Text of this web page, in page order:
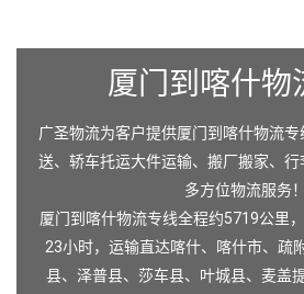
厦门到喀什物
广圣物流为客户提供厦门到喀什物流
送、轿车托运大件运输、搬厂搬家、
多方位物流服务！
厦门到喀什物流专线全程约5719公里
23小时，运输直达喀什、 喀什市、 疏
县、 泽普县、 莎车县、 叶城县、 麦盖